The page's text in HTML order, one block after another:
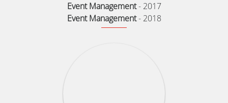
Event Management- 2017
Event Management- 2018